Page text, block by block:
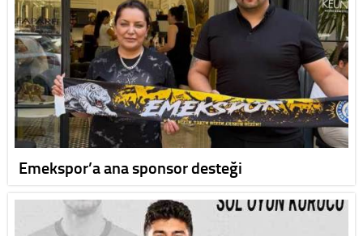
Emekspor’a ana sponsor desteği